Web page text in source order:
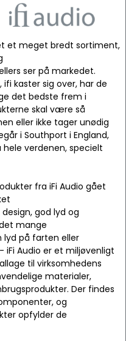
et meget bredt sortiment,
ser på markedet.
kaster sig over, har de
det bedste frem i
skal være så
eller ikke tager unødig
i Southport i England,
verdenen, specielt
fra iFi Audio gået
god lyd og
mange
lyd på farten eller
Audio er et miljøvenligt
til virksomhedens
materialer,
Der findes
og
opfylder de